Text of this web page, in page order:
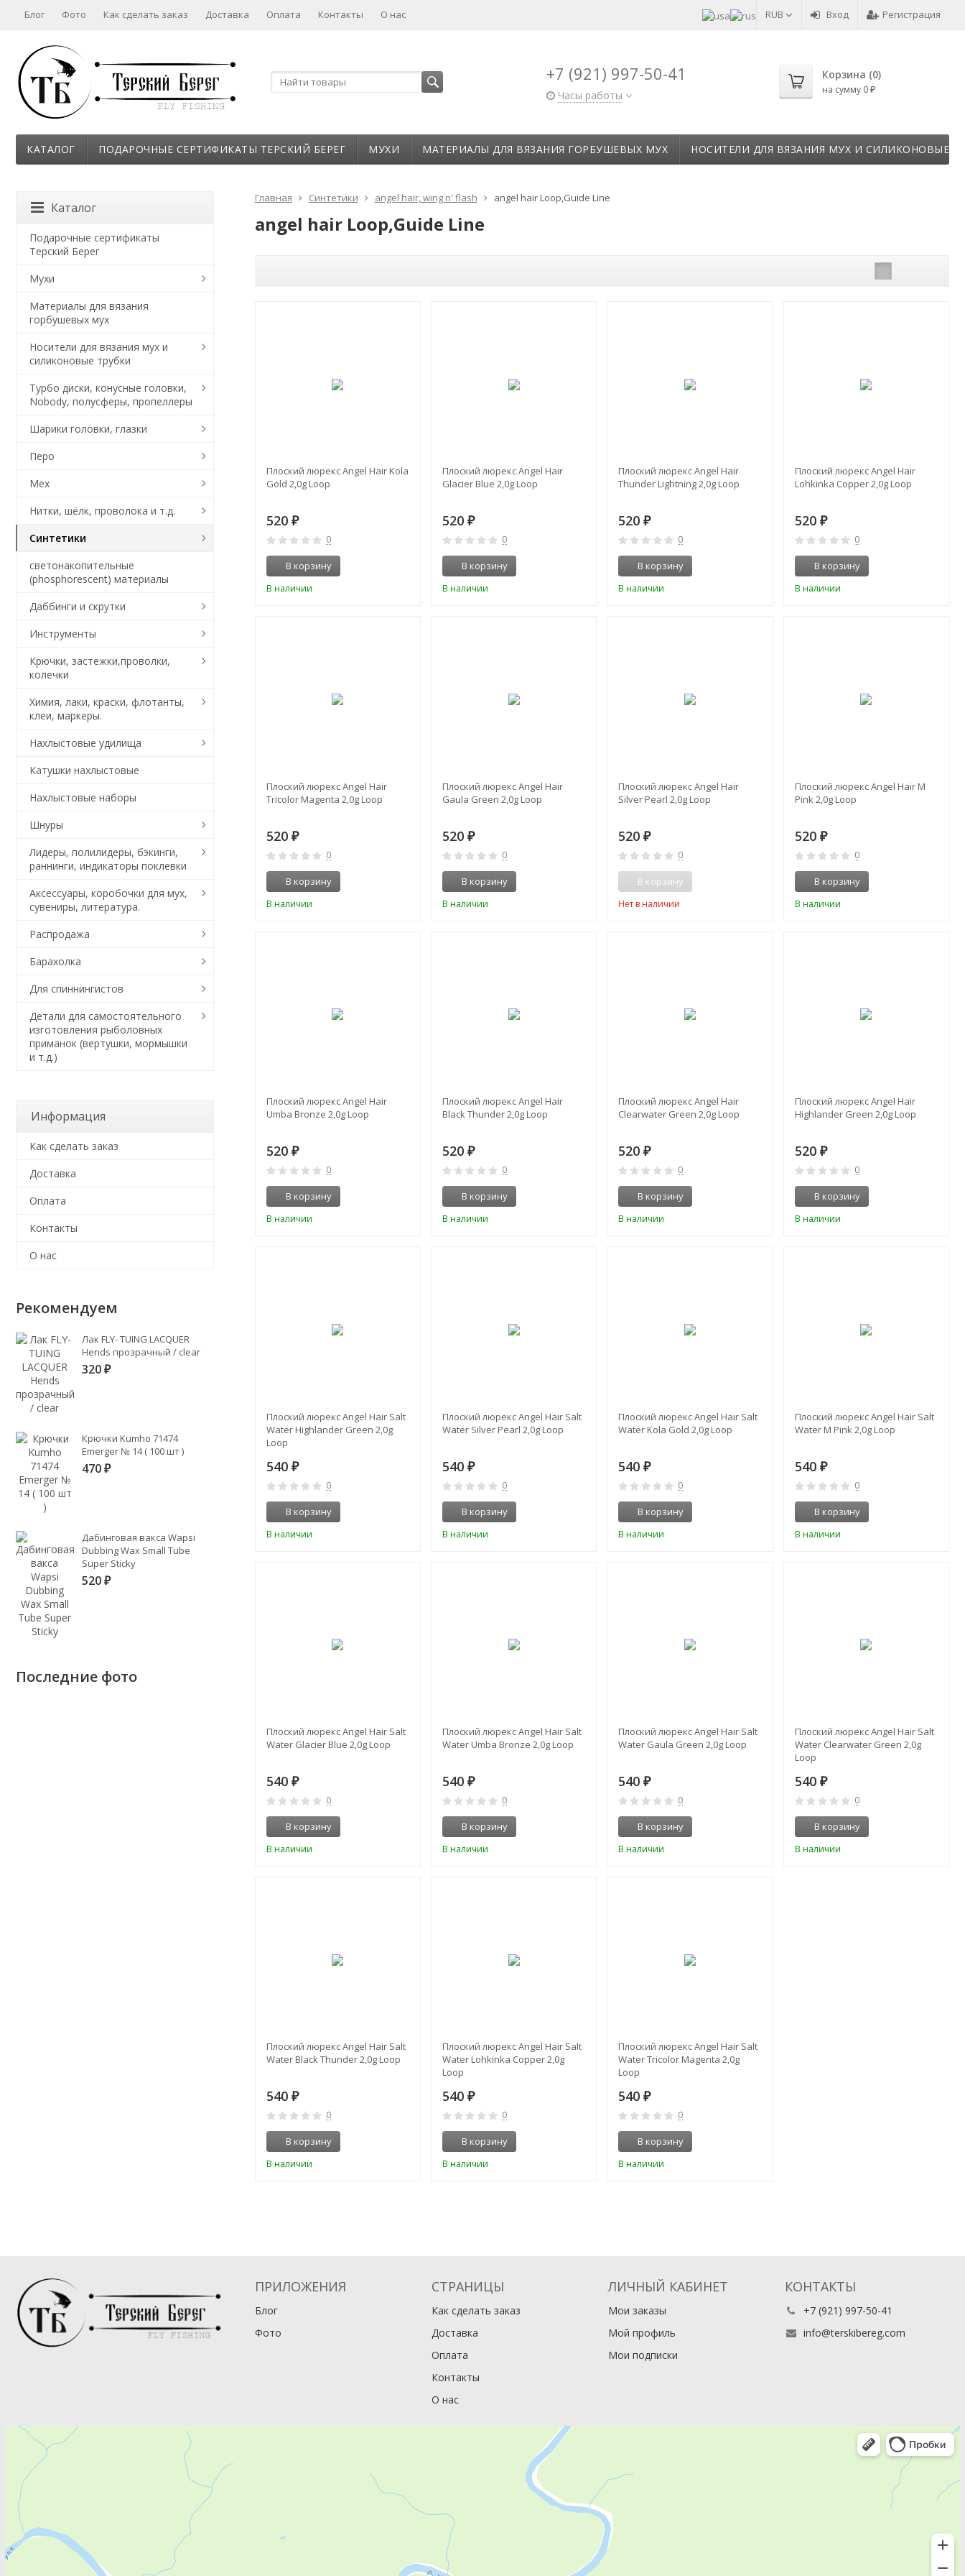
RUB Вход Регистрация
Блог Фото Как сделать заказ Доставка Оплата Контакты О нас
+7 (921) 997-50-41
Часы работы
Корзина (0)
на сумму 0 ₽
КАТАЛОГ ПОДАРОЧНЫЕ СЕРТИФИКАТЫ ТЕРСКИЙ БЕРЕГ МУХИ МАТЕРИАЛЫ ДЛЯ ВЯЗАНИЯ ГОРБУШЕВЫХ МУХ НОСИТЕЛИ ДЛЯ ВЯЗАНИЯ МУХ И СИЛИКОНОВЫЕ
Главная Синтетики angel hair, wing n' flash angel hair Loop,Guide Line
angel hair Loop,Guide Line
Плоский люрекс Angel Hair Kola
Gold 2,0g Loop
520 ₽
0
В корзину
В наличии
Плоский люрекс Angel Hair
Glacier Blue 2,0g Loop
520 ₽
0
В корзину
В наличии
Плоский люрекс Angel Hair
Thunder Lightning 2,0g Loop
520₽
0
В корзину
В наличии
Плоский люрекс Angel Hair
Lohkinka Copper 2,0g Loop
520 ₽
0
В корзину
В наличии
Плоский люрекс Angel Hair
Tricolor Magenta 2,0g Loop
520 ₽
0
В корзину
В наличии
Плоский люрекс Angel Hair
Gaula Green 2,0g Loop
520 ₽
0
В корзину
В наличии
Плоский люрекс Angel Hair
Silver Pearl 2,0g Loop
520₽
0
В корзину
Нет в наличии
Плоский люрекс Angel Hair M
Pink 2,0g Loop
520 ₽
0
В корзину
В наличии
Плоский люрекс Angel Hair
Umba Bronze 2,0g Loop
520 ₽
0
В корзину
В наличии
Плоский люрекс Angel Hair
Black Thunder 2,0g Loop
520 ₽
0
В корзину
В наличии
Плоский люрекс Angel Hair
Clearwater Green 2,0g Loop
520₽
0
В корзину
В наличии
Плоский люрекс Angel Hair
Highlander Green 2,0g Loop
520 ₽
0
В корзину
В наличии
Плоский люрекс Angel Hair Salt
Water Highlander Green 2,0g
Loop
540 ₽
0
В корзину
В наличии
Плоский люрекс Angel Hair Salt
Water Silver Pearl 2,0g Loop
540 ₽
0
В корзину
В наличии
Плоский люрекс Angel Hair Salt
Water Kola Gold 2,0g Loop
540₽
0
В корзину
В наличии
Плоский люрекс Angel Hair Salt
Water M Pink 2,0g Loop
540 ₽
0
В корзину
В наличии
Плоский люрекс Angel Hair Salt
Water Glacier Blue 2,0g Loop
540 ₽
0
В корзину
В наличии
Плоский люрекс Angel Hair Salt
Water Umba Bronze 2,0g Loop
540 ₽
0
В корзину
В наличии
Плоский люрекс Angel Hair Salt
Water Gaula Green 2,0g Loop
540₽
0
В корзину
В наличии
Плоский люрекс Angel Hair Salt
Water Clearwater Green 2,0g
Loop
540 ₽
0
В корзину
В наличии
Плоский люрекс Angel Hair Salt
Water Black Thunder 2,0g Loop
540 ₽
0
В корзину
В наличии
Плоский люрекс Angel Hair Salt
Water Lohkinka Copper 2,0g
Loop
540 ₽
0
В корзину
В наличии
Плоский люрекс Angel Hair Salt
Water Tricolor Magenta 2,0g
Loop
540₽
0
В корзину
В наличии
Каталог
Подарочные сертификаты
Терский Берег
Мухи
Материалы для вязания
горбушевых мух
Носители для вязания мух и
силиконовые трубки
Турбо диски, конусные головки,
Nobody, полусферы, пропеллеры
Шарики головки, глазки
Перо
Мех
Нитки, шёлк, проволока и т.д.
Синтетики
светонакопительные
(phosphorescent) материалы
Даббинги и скрутки
Инструменты
Крючки, застежки,проволки,
колечки
Химия, лаки, краски, флотанты,
клеи, маркеры.
Нахлыстовые удилища
Катушки нахлыстовые
Нахлыстовые наборы
Шнуры
Лидеры, полилидеры, бэкинги,
раннинги, индикаторы поклевки
Аксессуары, коробочки для мух,
сувениры, литература.
Распродажа
Барахолка
Для спиннингистов
Детали для самостоятельного
изготовления рыболовных
приманок (вертушки, мормышки
и т.д.)
Информация
Как сделать заказ
Доставка
Оплата
Контакты
О нас
Рекомендуем
Лак FLY- TUING LACQUER
Hends прозрачный / clear
320 ₽
Крючки Kumho 71474
Emerger № 14 ( 100 шт )
470 ₽
Дабинговая вакса Wapsi
Dubbing Wax Small Tube
Super Sticky
520 ₽
Последние фото
ПРИЛОЖЕНИЯ
Блог
Фото
СТРАНИЦЫ
Как сделать заказ
Доставка
Оплата
Контакты
О нас
ЛИЧНЫЙ КАБИНЕТ
Мои заказы
Мой профиль
Мои подписки
КОНТАКТЫ
+7 (921) 997-50-41
info@terskibereg.com